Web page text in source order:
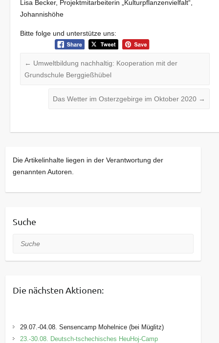
Lisa Becker, Projektmitarbeiterin „Kulturpflanzenvielfalt“,
Johannishöhe
Bitte folge und unterstütze uns:
← Umweltbildung nachhaltig: Kooperation mit der
Grundschule Berggießhübel
Das Wetter im Osterzgebirge im Oktober 2020 →
Die Artikelinhalte liegen in der Verantwortung der
genannten Autoren.
Suche
Suche
Die nächsten Aktionen:
29.07.-04.08. Sensencamp Mohelnice (bei Müglitz)
23.-30.08. Deutsch-tschechisches HeuHoj-Camp